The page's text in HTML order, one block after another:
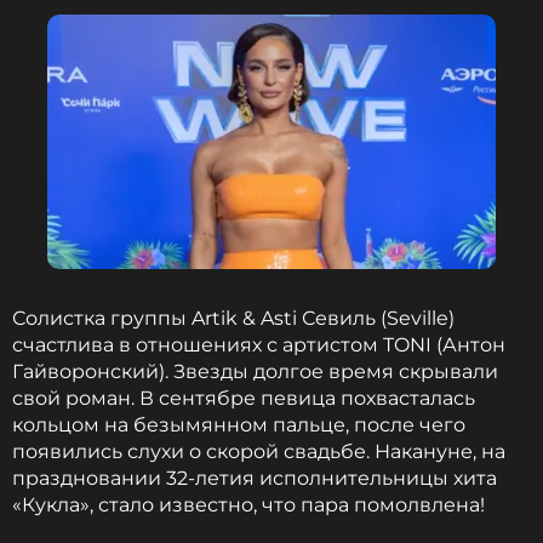
— молодец! Аня, забей и не переживай!
Ты красавица и умница! И фигура зачёт».
Фото: Дмитрий Феоктистов/ТАСС
Читайте нас в ВКонтакте, чтобы
оставаться в курсе событий
ССЫЛКА
Солистка группы Artik & Asti Севиль (Seville)
счастлива в отношениях с артистом TONI (Антон
Гайворонский). Звезды долгое время скрывали
свой роман. В сентябре певица похвасталась
кольцом на безымянном пальце, после чего
появились слухи о скорой свадьбе. Накануне, на
праздновании 32-летия исполнительницы хита
«Кукла», стало известно, что пара помолвлена!